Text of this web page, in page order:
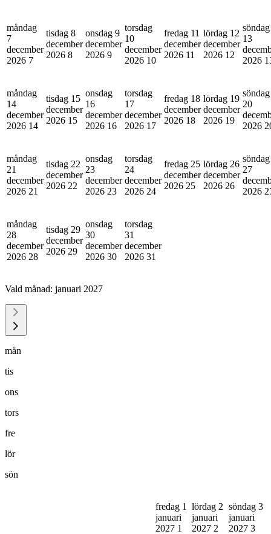
måndag
7
december
2026 7
tisdag 8
december
2026 8
onsdag 9
december
2026 9
torsdag
10
december
2026 10
fredag 11
december
2026 11
lördag 12
december
2026 12
söndag
13
2026
måndag
14
december
2026 14
tisdag 15
december
2026 15
onsdag
16
december
2026 16
torsdag
17
december
2026 17
fredag 18
december
2026 18
lördag 19
december
2026 19
söndag
20
2026
måndag
21
december
2026 21
tisdag 22
december
2026 22
onsdag
23
december
2026 23
torsdag
24
december
2026 24
fredag 25
december
2026 25
lördag 26
december
2026 26
söndag
27
2026
måndag
28
december
2026 28
tisdag 29
december
2026 29
onsdag
30
december
2026 30
torsdag
31
december
2026 31
Vald månad: januari 2027
mån
tis
ons
tors
fre
lör
sön
fredag 1
januari
2027 1
lördag 2
januari
2027 2
söndag 3
januari
2027 3